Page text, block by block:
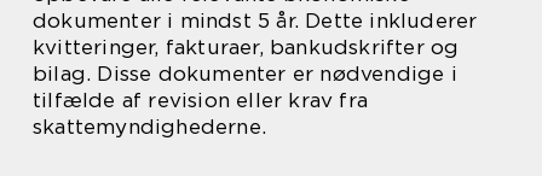
dokumenter i mindst 5 år. Dette inkluderer
kvitteringer, fakturaer, bankudskrifter og
bilag. Disse dokumenter er nødvendige i
tilfælde af revision eller krav fra
skattemyndighederne.